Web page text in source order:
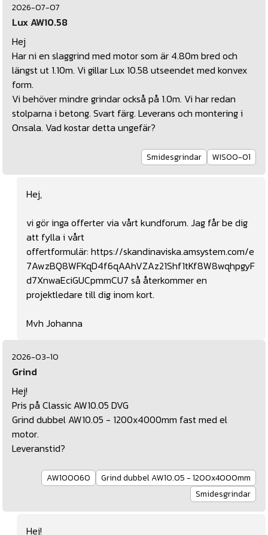
2026-07-07
Lux AW10.58
Hej
Har ni en slaggrind med motor som är 4.80m bred och
längst ut 1.10m. Vi gillar Lux 10.58 utseendet med konvex
form.
Vi behöver mindre grindar också på 1.0m. Vi har redan
stolparna i betong. Svart färg. Leverans och montering i
Onsala. Vad kostar detta ungefär?
Smidesgrindar WIS00-01
Hej,
vi gör inga offerter via vårt kundforum. Jag får be dig
att fylla i vårt
offertformulär: https://skandinaviska.amsystem.com/e
7AwzBQ8WFKqD4f6qAAhVZAz21Shf1tKf8W8wqhpgyF
d7XnwaEciGUCpmmCU7 så återkommer en
projektledare till dig inom kort.
Mvh Johanna
2026-03-10
Grind
Hej!
Pris på Classic AW10.05 DVG
Grind dubbel AW10.05 - 1200x4000mm fast med el
motor.
Leveranstid?
AW100060
Grind dubbel AW10.05 - 1200x4000mm
Smidesgrindar
Hej!